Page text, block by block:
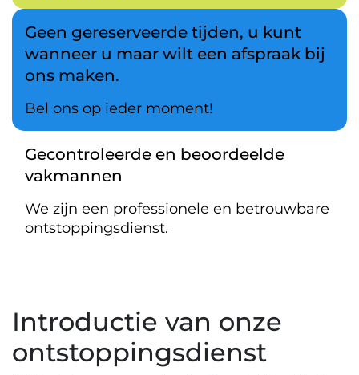
Geen gereserveerde tijden, u kunt
wanneer u maar wilt een afspraak bij
ons maken.
Bel ons op ieder moment!
Gecontroleerde en beoordeelde
vakmannen
We zijn een professionele en betrouwbare
ontstoppingsdienst.
Introductie van onze
ontstoppingsdienst